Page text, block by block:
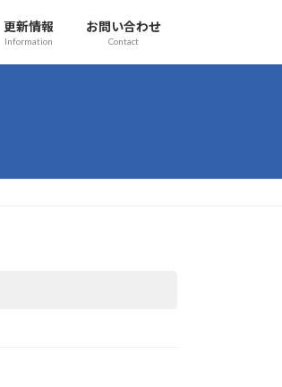
更新情報
Information
お問い合わせ
Contact